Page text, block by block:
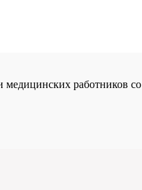
медицинских работников со